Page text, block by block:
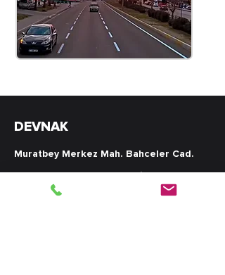
DEVNAK
Muratbey Merkez Mah. Bahceler Cad.
Telefon: +90 212 778 18 10